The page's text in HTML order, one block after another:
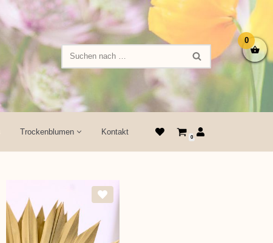
Trockenblumen Kontakt
0
0